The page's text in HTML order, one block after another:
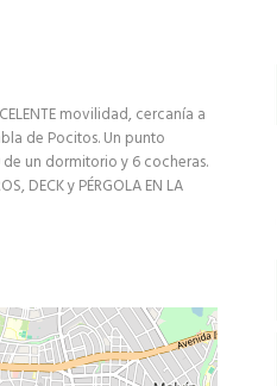
movilidad, cercanía a
de Pocitos. Un punto
un dormitorio y 6 cocheras.
DECK y PÉRGOLA EN LA